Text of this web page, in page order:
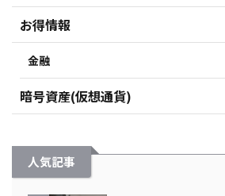
お得情報
金融
暗号資産(仮想通貨)
人気記事